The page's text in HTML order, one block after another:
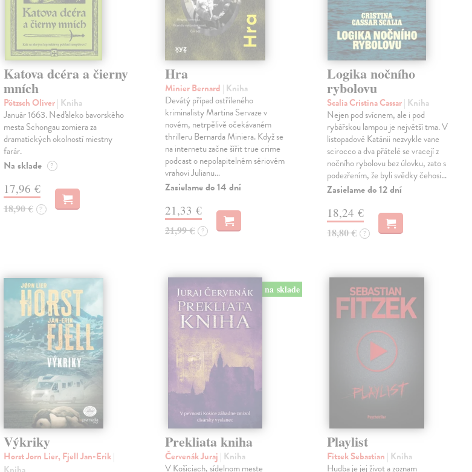
Katova dcéra a čierny
mních
Pötzsch Oliver| Kniha
Január 1663. Neďaleko bavorského
mesta Schongau zomiera za
dramatických okolností miestny
farár.
Na sklade ?
17,96 €
18,90 € ?
Hra
Minier Bernard | Kniha
Devátý případ ostříleného
kriminalisty Martina Servaze v
novém, netrpělivě očekávaném
thrilleru Bernarda Miniera. Když se
na internetu začne šířit true crime
podcast o nepolapitelném sériovém
vrahovi Julianu…
Zasielame do 14 dní
21,33 €
21,99 € ?
Logika nočního
rybolovu
Scalia Cristina Cassar| Kniha
Nejen pod svícnem, ale i pod
rybářskou lampou je největší tma. V
listopadové Katánii nezvykle vane
scirocco a dva přátelé se vracejí z
nočního rybolovu bez úlovku, zato s
podezřením, že byli svědky čehosi…
Zasielame do 12 dní
18,24 €
18,80 € ?
Výkriky
Horst Jorn Lier, Fjell Jan-Erik|
na sklade
Prekliata kniha
Červenák Juraj | Kniha
V Košiciach, sídelnom meste
Playlist
Fitzek Sebastian | Kniha
Hudba je jej život a zoznam